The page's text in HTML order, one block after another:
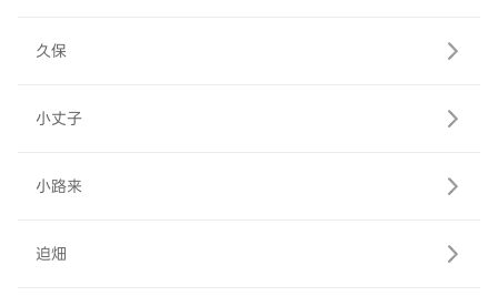
久保
小丈子
小路来
迫畑